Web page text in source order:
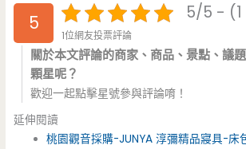
5 5/5 -
1位網友投票評論
關於本文評論的商家、商品、景點、議
顆星呢？
歡迎一起點擊星號參與評論唷！
延伸閱讀
桃園觀音採購-JUNYA 淳彌精品寢具-床